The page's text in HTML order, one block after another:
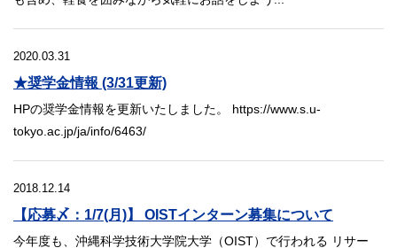
2020.03.31
★奨学金情報 (3/31更新)
HPの奨学金情報を更新いたしました。 https://www.s.u-
tokyo.ac.jp/ja/info/6463/
2018.12.14
【応募〆：1/7(月)】 OISTインターン募集について
今年度も、沖縄科学技術大学院大学（OIST）で行われる リサー